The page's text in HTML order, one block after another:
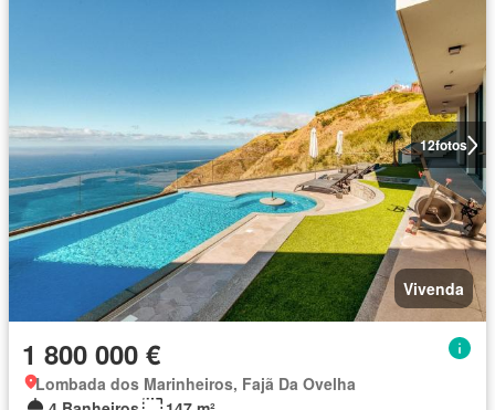
12fotos
Vivenda
1 800 000 €
Lombada dos Marinheiros, Fajã Da Ovelha